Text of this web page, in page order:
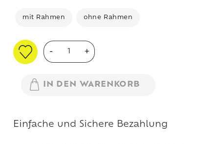
mit Rahmen ohne Rahmen
-
Kronenchakra
Vollkommenheit
(Poster)
+
IN DEN WARENKORB
Einfache und Sichere Bezahlung